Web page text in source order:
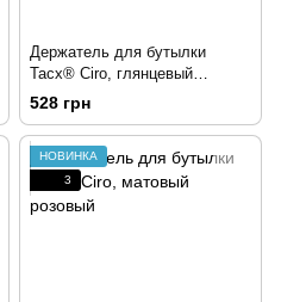
Держатель для бутылки
Tacx® Ciro, глянцевый
оранжевый
528 грн
НОВИНКА
3